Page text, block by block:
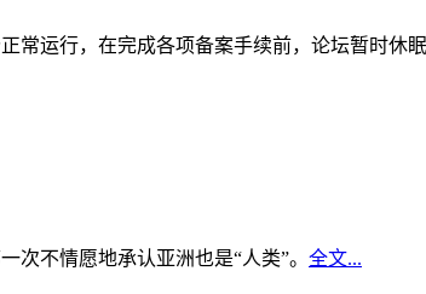
运行，在完成各项备案手续前，论坛暂时休
不情愿地承认亚洲也是“人类”。 全文...